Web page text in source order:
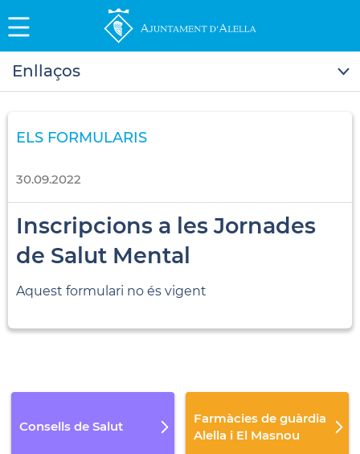
Enllaços
ELS FORMULARIS
30.09.2022
Inscripcions a les Jornades
de Salut Mental
Aquest formulari no és vigent
Consells de Salut
Farmàcies de guàrdia
Alella i El Masnou